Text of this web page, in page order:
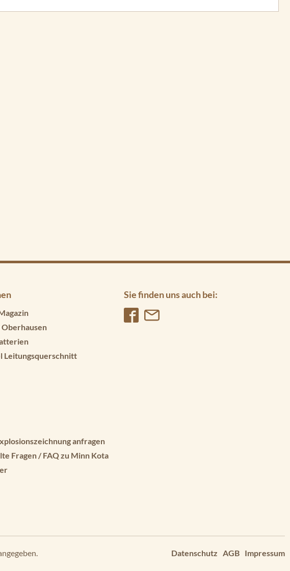
Oberhausen
Leitungsquerschnitt
Sie finden uns auch bei:
anfragen
Fragen / FAQ zu Minn Kota
Datenschutz AGB Impressum